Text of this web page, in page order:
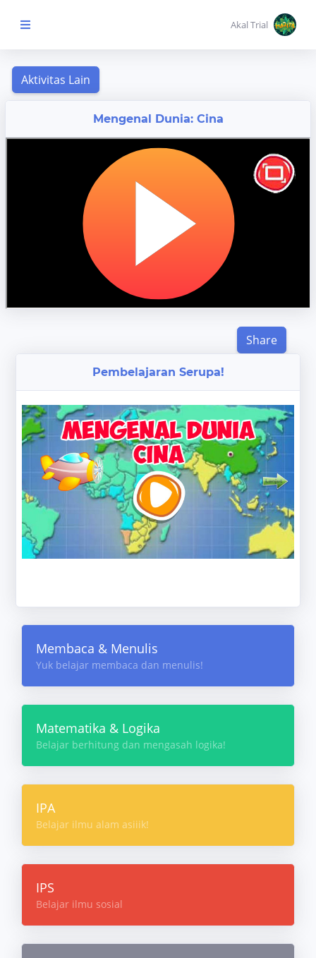
Beranda Anak
Akal Trial
Mengenal Dunia: Cina
Share
Pembelajaran Serupa!
Membaca & Menulis
Yuk belajar membaca dan menulis!
Matematika & Logika
Belajar berhitung dan mengasah logika!
IPA
Belajar ilmu alam asiiik!
IPS
Belajar ilmu sosial